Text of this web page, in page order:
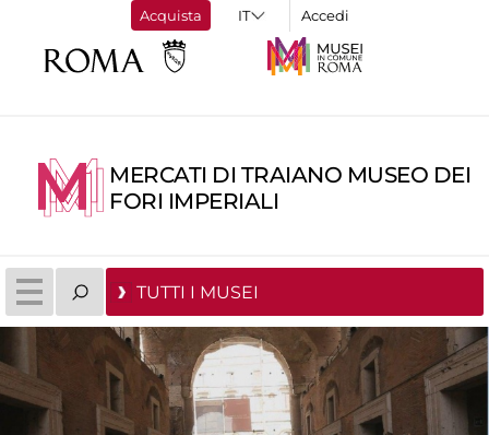
Acquista Accedi
MERCATI DI TRAIANO MUSEO DEI
FORI IMPERIALI
TUTTI I MUSEI